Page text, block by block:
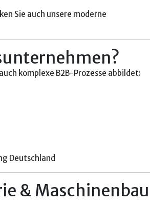
Sie auch unsere moderne
komplexe B2B-Prozesse abbildet:
Deutschland
& Maschinenbau